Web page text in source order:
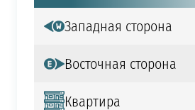
Западная сторона
Восточная сторона
Квартира